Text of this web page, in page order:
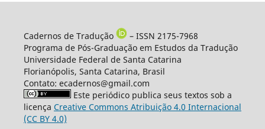
Cadernos de Tradução
– ISSN 2175-7968
Programa de Pós-Graduação em Estudos da Tradução
Universidade Federal de Santa Catarina
Florianópolis, Santa Catarina, Brasil
Contato: ecadernos@gmail.com
Este periódico publica seus textos sob a
licença Creative Commons Atribuição 4.0 Internacional
(CC BY 4.0)